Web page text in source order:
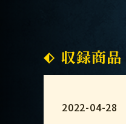
収録商品
2022-04-28